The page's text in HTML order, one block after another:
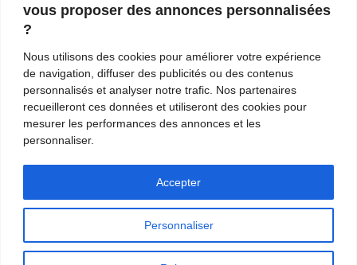
vous proposer des annonces personnalisées
?
Nous utilisons des cookies pour améliorer votre expérience
de navigation, diffuser des publicités ou des contenus
personnalisés et analyser notre trafic. Nos partenaires
recueilleront ces données et utiliseront des cookies pour
mesurer les performances des annonces et les
personnaliser.
Personnaliser
Accepter
et de tendances. Notre équipe de journalistes vous
propose quotidiennement de suivre l'actualité en
France et à l'international.
Contactez-nous:contact@axonpost.com
Mentions légales Nos auteurs Contacter Axonpost